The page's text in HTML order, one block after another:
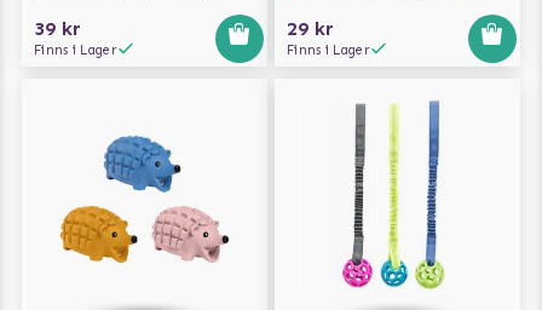
39 kr
Finns i Lager
29 kr
Finns i Lager